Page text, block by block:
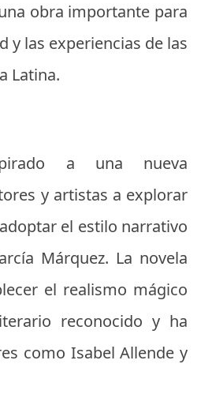
obra importante para
y las experiencias de las
Latina.
a una nueva
y artistas a explorar
el estilo narrativo
Márquez. La novela
el realismo mágico
reconocido y ha
como Isabel Allende y